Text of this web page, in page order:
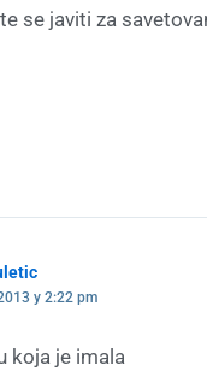
se javiti za
у 2:22 pm
koja je imala